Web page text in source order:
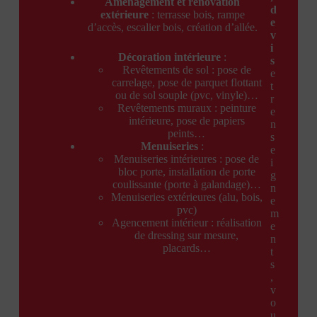
extérieure: terrasse bois, rampe
d’accès, escalier bois, création d’allée.
Décoration intérieure :
Revêtements de sol : pose de
carrelage, pose de parquet flottant
ou de sol souple (pvc, vinyle)…
Revêtements muraux : peinture
intérieure, pose de papiers
peints…
Menuiseries :
Menuiseries intérieures : pose de
bloc porte, installation de porte
coulissante (porte à galandage)…
Menuiseries extérieures (alu, bois,
pvc)
Agencement intérieur : réalisation
de dressing sur mesure,
placards…
d
e
v
i
s
e
t
r
e
n
s
e
i
g
n
e
m
e
n
t
s
,
v
o